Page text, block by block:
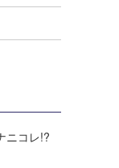
ニコレ!?